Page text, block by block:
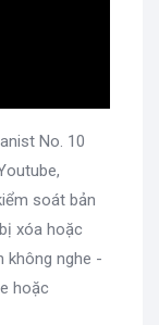
No. 10
soát bản
xóa hoặc
không nghe -
hoặc